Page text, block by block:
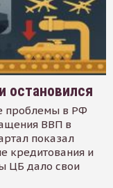
остановился
проблемы в РФ
ВВП в
показал
кредитования и
ЦБ дало свои